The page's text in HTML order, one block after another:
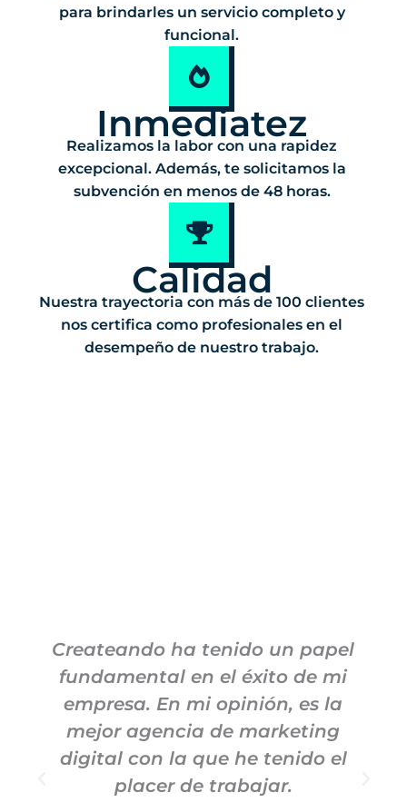
para brindarles un servicio completo y
funcional.
Inmediatez
Realizamos la labor con una rapidez
excepcional. Además, te solicitamos la
subvención en menos de 48 horas.
Calidad
Nuestra trayectoria con más de 100 clientes
nos certifica como profesionales en el
desempeño de nuestro trabajo.
Createando ha tenido un papel
fundamental en el éxito de mi
empresa. En mi opinión, es la
mejor agencia de marketing
digital con la que he tenido el
placer de trabajar.